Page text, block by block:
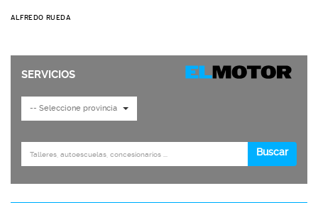
ALFREDO RUEDA